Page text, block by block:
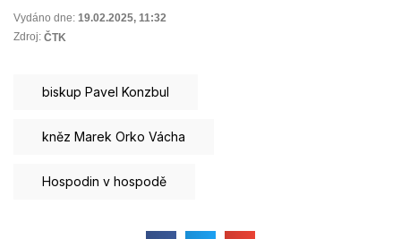
Vydáno dne: 19.02.2025, 11:32
Zdroj: ČTK
biskup Pavel Konzbul
kněz Marek Orko Vácha
Hospodin v hospodě